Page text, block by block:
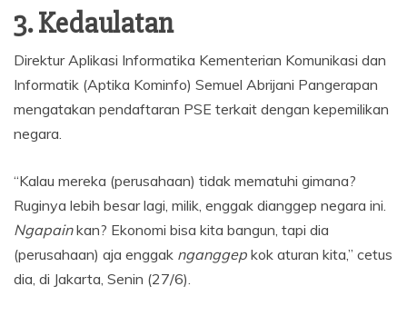
3. Kedaulatan
Direktur Aplikasi Informatika Kementerian Komunikasi dan
Informatik (Aptika Kominfo) Semuel Abrijani Pangerapan
mengatakan pendaftaran PSE terkait dengan kepemilikan
negara.
“Kalau mereka (perusahaan) tidak mematuhi gimana?
Ruginya lebih besar lagi, milik, enggak dianggep negara ini.
Ngapainkan? Ekonomi bisa kita bangun, tapi dia
(perusahaan) aja enggak nganggep kok aturan kita,” cetus
dia, di Jakarta, Senin (27/6).